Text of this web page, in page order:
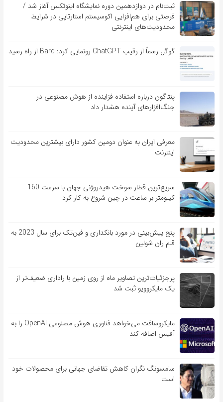
ثبت‌نام در دوازدهمین دوره نمایشگاه اینوتکس آغاز شد /
فرصتی برای هم‌افزایی اکوسیستم استارتاپی در شرایط
محدودیت‌های اینترنتی
گوگل رسماً از رقیب ChatGPT رونمایی کرد: Bard از راه رسید
پنتاگون درباره استفاده فزاینده از هوش مصنوعی در
جنگ‌افزارهای آینده هشدار داد
معرفی ایران به عنوان دومین کشور دارای بیشترین محدودیت
اینترنت
سریع‌ترین قطار سوخت هیدروژنی جهان با سرعت 160
کیلومتر بر ساعت در چین شروع به کار کرد
پنج پیش‌بینی در مورد بانکداری و فین‌تک برای سال 2023 به
قلم ران شولین
پرجزئیات‌ترین تصاویر ماه از روی زمین با راداری ضعیف‌تر از
یک مایکروویو ثبت شد
مایکروسافت می‌خواهد فناوری هوش مصنوعی OpenAI را به
آفیس اضافه کند
سامسونگ نگران کاهش تقاضای جهانی برای محصولات خود
است